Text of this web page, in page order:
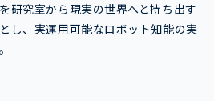
研究室から現実の世界へと持ち出す
し、実運用可能なロボット知能の実